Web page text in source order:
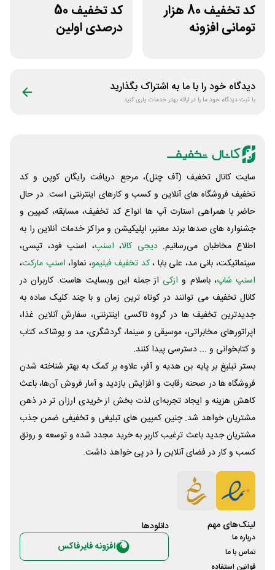
کد تخفیف 80 هزار
تومانی افزونه
کد تخفیف 50
درصدی اولین
دیدگاه خود را با ما به اشتراک بگذارید
با ثبت دیدگاه خود ما را در ارائه بهتر خدمات یاری کنید
سایت کانال تخفیف (آف چنل)، مرجع دریافت رایگان کوپن و کد
تخفیف فروشگاه های آنلاین و کسب و‌ کارهای اینترنتی است. در حال
حاضر با همراهی استارت آپ ها انواع کد تخفیف، مسابقه، کمپین و
جشنواره های صدها برند معتبر، اپلیکیشن و مراکز خدمات آنلاین را به
اطلاع مخاطبان می‌رسانیم. دیجی کالا، اسنپ، اسنپ فود، تپسی،
سینماتیکت، بانی مد، علی‌ بابا ،کد تخفیف فیلیمو، نماوا، اسنپ مارکت،
اسنپ شاپ، باسلام و ازکی از جمله این وبسایت ‌هاست. کاربران در
کانال تخفیف می توانند در کوتاه ترین زمان و با چند کلیک ساده به
جدیدترین تخفیف ها در گروه تاکسی اینترنتی، سفارش آنلاین غذا،
اپراتورهای مخابراتی، موسیقی و سینما، گردشگری، مد و پوشاک، کتاب
و کتابخوانی و ... دسترسی پیدا کنند.
بستر تبلیغ بر پایه بن هدیه و آفر، علاوه بر کمک به بهتر شناخته شدن
فروشگاه ها در صحنه رقابت و افزایش بازدید و آمار فروش آن‌ها، باعث
کاهش هزینه و ایجاد تجربه‌ای لذت بخش از خریدی ارزان تر در ذهن
مشتریان خواهد شد. چنین کمپین های تبلیغی و تخفیفی ضمن جذب
مشتریان جدید باعث ترغیب کاربر به خرید مجدد شده و توسعه و رونق
کسب و کار در فضای آنلاین را در پی خواهد داشت.
لینک‌های مهم
درباره ما
تماس با ما
قوانین استفاده
دانلود‌ها
افزونه فایرفاکس